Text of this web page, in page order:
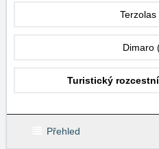
Terzolas
Dimaro
Turistický
Přehled